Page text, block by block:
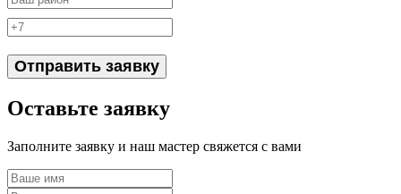
Отправить заявку
Оставьте заявку
Заполните заявку и наш мастер свяжется с вами